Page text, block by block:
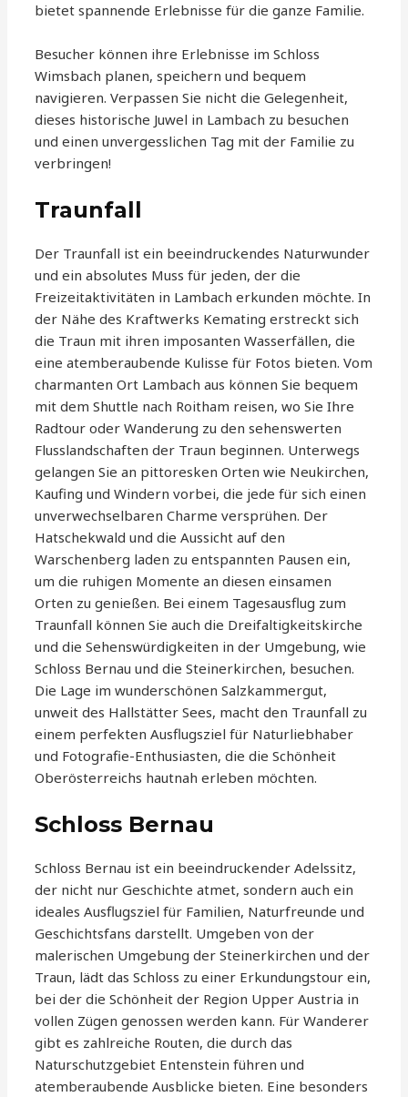
bietet spannende Erlebnisse für die ganze Familie.
Besucher können ihre Erlebnisse im Schloss
Wimsbach planen, speichern und bequem
navigieren. Verpassen Sie nicht die Gelegenheit,
dieses historische Juwel in Lambach zu besuchen
und einen unvergesslichen Tag mit der Familie zu
verbringen!
Traunfall
Der Traunfall ist ein beeindruckendes Naturwunder
und ein absolutes Muss für jeden, der die
Freizeitaktivitäten in Lambach erkunden möchte. In
der Nähe des Kraftwerks Kemating erstreckt sich
die Traun mit ihren imposanten Wasserfällen, die
eine atemberaubende Kulisse für Fotos bieten. Vom
charmanten Ort Lambach aus können Sie bequem
mit dem Shuttle nach Roitham reisen, wo Sie Ihre
Radtour oder Wanderung zu den sehenswerten
Flusslandschaften der Traun beginnen. Unterwegs
gelangen Sie an pittoresken Orten wie Neukirchen,
Kaufing und Windern vorbei, die jede für sich einen
unverwechselbaren Charme versprühen. Der
Hatschekwald und die Aussicht auf den
Warschenberg laden zu entspannten Pausen ein,
um die ruhigen Momente an diesen einsamen
Orten zu genießen. Bei einem Tagesausflug zum
Traunfall können Sie auch die Dreifaltigkeitskirche
und die Sehenswürdigkeiten in der Umgebung, wie
Schloss Bernau und die Steinerkirchen, besuchen.
Die Lage im wunderschönen Salzkammergut,
unweit des Hallstätter Sees, macht den Traunfall zu
einem perfekten Ausflugsziel für Naturliebhaber
und Fotografie-Enthusiasten, die die Schönheit
Oberösterreichs hautnah erleben möchten.
Schloss Bernau
Schloss Bernau ist ein beeindruckender Adelssitz,
der nicht nur Geschichte atmet, sondern auch ein
ideales Ausflugsziel für Familien, Naturfreunde und
Geschichtsfans darstellt. Umgeben von der
malerischen Umgebung der Steinerkirchen und der
Traun, lädt das Schloss zu einer Erkundungstour ein,
bei der die Schönheit der Region Upper Austria in
vollen Zügen genossen werden kann. Für Wanderer
gibt es zahlreiche Routen, die durch das
Naturschutzgebiet Entenstein führen und
atemberaubende Ausblicke bieten. Eine besonders